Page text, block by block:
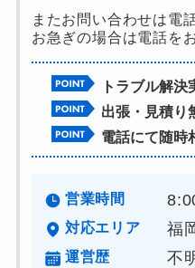
またお問い合わせは電
お急ぎの場合は電話を
トラブル解決
出張・見積り
電話にて随時
営業時間
対応エリア 福
運営歴 不